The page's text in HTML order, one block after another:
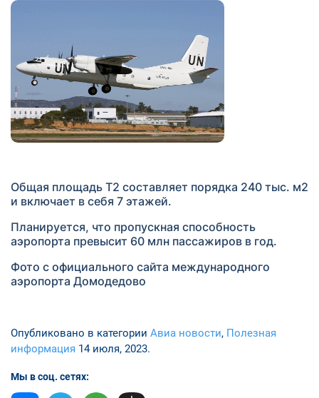
Общая площадь Т2 составляет порядка 240 тыс. м2
и включает в себя 7 этажей.
Планируется, что пропускная способность
аэропорта превысит 60 млн пассажиров в год.
Фото с официального сайта международного
аэропорта Домодедово
Опубликовано в категории Авиа новости, Полезная
информация 14 июля, 2023.
Мы в соц. сетях: